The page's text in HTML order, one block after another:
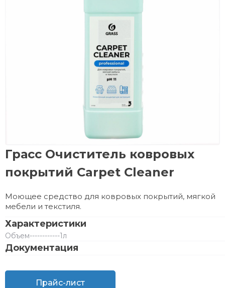
Грасс Очиститель ковровых
покрытий Carpet Cleaner
Моющее средство для ковровых покрытий, мягкой
мебели и текстиля.
Характеристики
Объем------------1л
Документация
Прайс-лист